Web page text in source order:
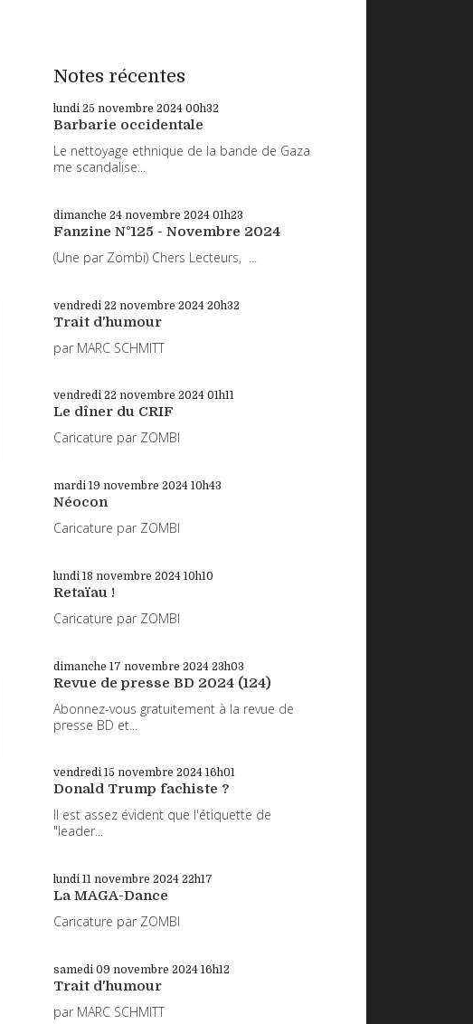
Notes récentes
lundi 25 novembre 2024 00h32
Barbarie occidentale
Le nettoyage ethnique de la bande de Gaza
me scandalise...
dimanche 24 novembre 2024 01h23
Fanzine N°125 - Novembre 2024
(Une par Zombi) Chers Lecteurs, ...
vendredi 22 novembre 2024 20h32
Trait d'humour
par MARC SCHMITT
vendredi 22 novembre 2024 01h11
Le dîner du CRIF
Caricature par ZOMBI
mardi 19 novembre 2024 10h43
Néocon
Caricature par ZOMBI
lundi 18 novembre 2024 10h10
Retaïau !
Caricature par ZOMBI
dimanche 17 novembre 2024 23h03
Revue de presse BD 2024 (124)
Abonnez-vous gratuitement à la revue de
presse BD et...
vendredi 15 novembre 2024 16h01
Donald Trump fachiste ?
Il est assez évident que l'étiquette de
"leader...
lundi 11 novembre 2024 22h17
La MAGA-Dance
Caricature par ZOMBI
samedi 09 novembre 2024 16h12
Trait d'humour
par MARC SCHMITT